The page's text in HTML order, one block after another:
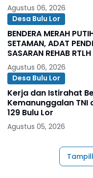
Agustus 06, 2026
Desa Bulu Lor
BENDERA MERAH
SETAMAN, ADAT
SASARAN REHAB
Agustus 06, 2026
Desa Bulu Lor
Kerja dan Istirahat
Kemanunggalan TNI
129 Bulu Lor
Agustus 05, 2026